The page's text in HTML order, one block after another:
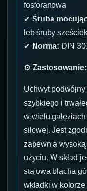
fosforanowa
✔ Śruba
łeb śruby
✔ Norma: DIN
⚙ Zastosowanie:
Uchwyt podwójny
szybkiego i
w wielu
siłowej. Jest
zapewnia
użyciu. W skład
stalowa blacha
wkładki w